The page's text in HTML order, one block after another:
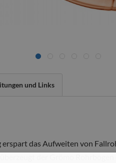
und Links
das Aufweiten von
der Grömo Rohrbogen